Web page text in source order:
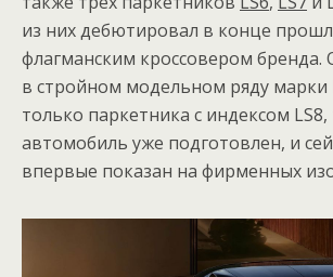
из них дебютировал в конце
флагманским кроссовером бренда.
в стройном модельном ряду марки
только паркетника с индексом LS8,
автомобиль уже подготовлен, и
впервые показан на фирменных